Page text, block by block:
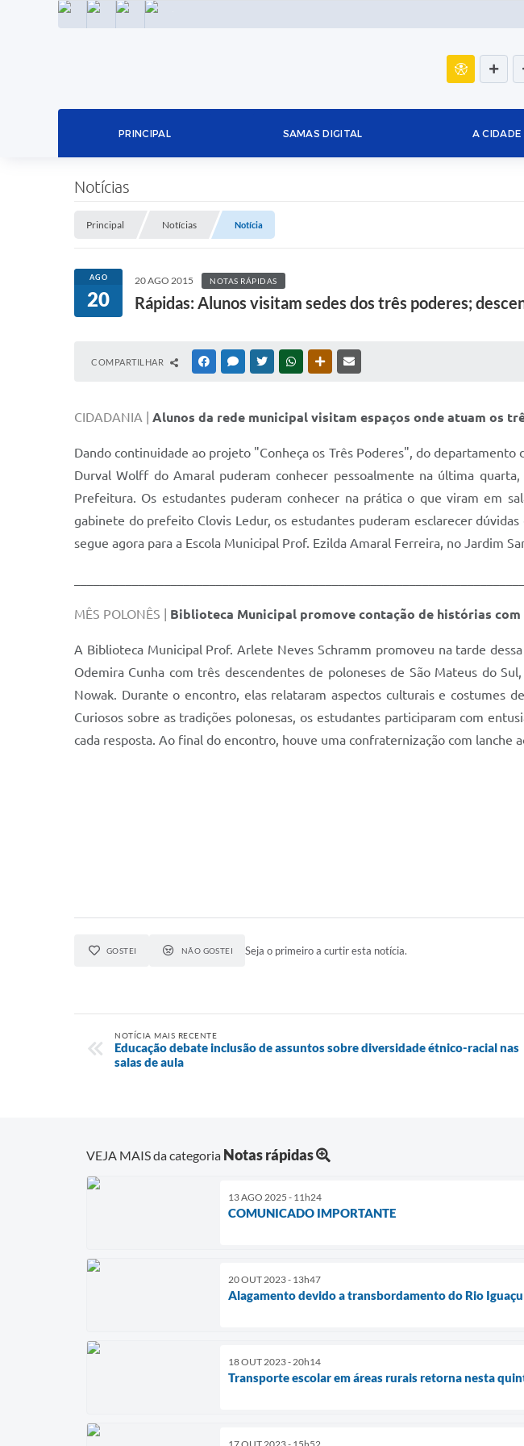
INSTAGRAMFACEBOOKLINKEDIN
PRINCIPAL SAMAS DIGITAL A CIDADE
Notícias
Principal Notícias Notícia
AGO
20
20 AGO 2015 NOTAS RÁPIDAS
Rápidas: Alunos visitam sedes dos três poderes;
COMPARTILHAR FACEBOOKMESSENGER
TWITTERWHATSAPPOUTRAS MÍDIAS
CIDADANIA | Alunos da rede municipal visitam espaços onde atuam os
Dando continuidade ao projeto "Conheça os Três Poderes", do
Durval Wolff do Amaral puderam conhecer pessoalmente na última
Prefeitura. Os estudantes puderam conhecer na prática o que viram em
gabinete do prefeito Clovis Ledur, os estudantes puderam esclarecer
segue agora para a Escola Municipal Prof. Ezilda Amaral Ferreira, no Jardim
MÊS POLONÊS | Biblioteca Municipal promove contação de histórias com
A Biblioteca Municipal Prof. Arlete Neves Schramm promoveu na tarde
Odemira Cunha com três descendentes de poloneses de São Mateus do
Nowak. Durante o encontro, elas relataram aspectos culturais e costumes
Curiosos sobre as tradições polonesas, os estudantes participaram com
cada resposta. Ao final do encontro, houve uma confraternização com
GOSTEI NÃO GOSTEI Seja o primeiro a curtir esta notícia.
NOTÍCIA MAIS RECENTE
Educação debate inclusão de assuntos sobre diversidade étnico-racial nas
salas de aula
VEJA MAIS da categoria Notas rápidas
13 AGO 2025 - 11h24
COMUNICADO IMPORTANTE
20 OUT 2023 - 13h47
Alagamento devido a transbordamento do Rio
18 OUT 2023 - 20h14
Transporte escolar em áreas rurais retorna nesta